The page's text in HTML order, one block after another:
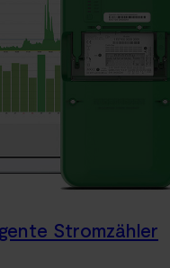
Stromzähler